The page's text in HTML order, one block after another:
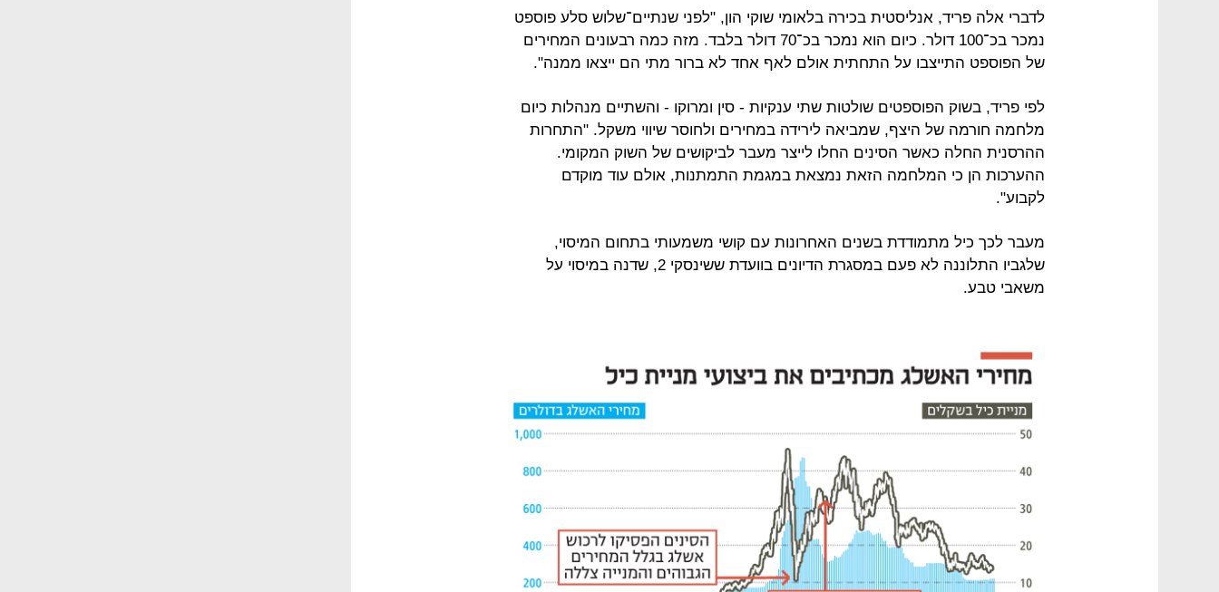
לדברי אלה פריד, אנליסטית בכירה בלאומי שוקי הון, "לפני שנתיים־שלוש סלע פוספט
נמכר בכ־100 דולר. כיום הוא נמכר בכ־70 דולר בלבד. מזה כמה רבעונים המחירים
של הפוספט התייצבו על התחתית אולם לאף אחד לא ברור מתי הם ייצאו ממנה".
לפי פריד, בשוק הפוספטים שולטות שתי ענקיות - סין ומרוקו - והשתיים מנהלות כיום
מלחמה חורמה של היצף, שמביאה לירידה במחירים ולחוסר שיווי משקל. "התחרות
ההרסנית החלה כאשר הסינים החלו לייצר מעבר לביקושים של השוק המקומי.
ההערכות הן כי המלחמה הזאת נמצאת במגמת התמתנות, אולם עוד מוקדם
לקבוע".
מעבר לכך כיל מתמודדת בשנים האחרונות עם קושי משמעותי בתחום המיסוי,
שלגביו התלוננה לא פעם במסגרת הדיונים בוועדת ששינסקי 2, שדנה במיסוי על
משאבי טבע.